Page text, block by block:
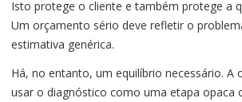
Isto protege o cliente e também protege a
Um orçamento sério deve refletir o
estimativa genérica.
Há, no entanto, um equilíbrio necessário. A
usar o diagnóstico como uma etapa opaca